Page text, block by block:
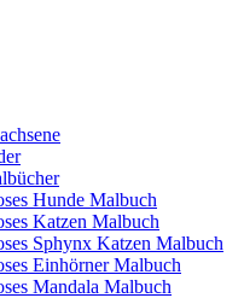
Hunde Malbuch
Katzen Malbuch
Sphynx Katzen Malbuch
Einhörner Malbuch
Mandala Malbuch